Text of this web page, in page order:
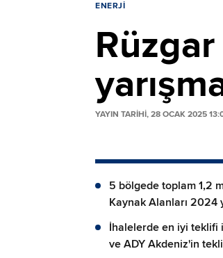
ENERJI
YAYIN TARİHİ, 28 OCAK 2025
5 bölgede toplam 1,2
Kaynak Alanları 2024
İhalelerde en iyi teklifi
ve ADY Akdeniz'in